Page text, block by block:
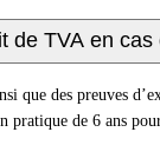
de TVA en
que des preuves
de 6 ans